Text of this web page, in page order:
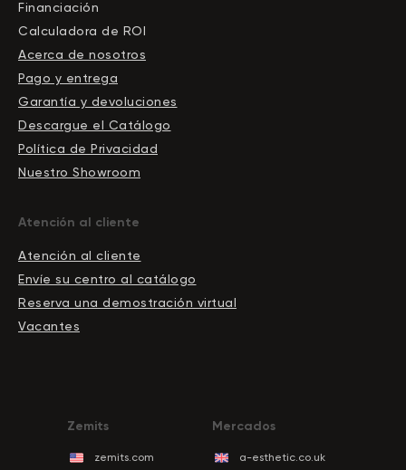
Financiación
Calculadora de ROI
Acerca de nosotros
Pago y entrega
Garantía y devoluciones
Descargue el Сatálogo
Política de Privacidad
Nuestro Showroom
Atención al cliente
Atención al cliente
Envíe su centro al catálogo
Reserva una demostración virtual
Vacantes
zemits.com
Zemits
a-esthetic.co.uk
Mercados